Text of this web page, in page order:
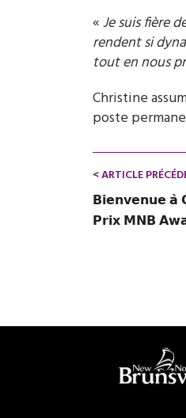
«Je suis fière
rendent si
tout en nous
Christine
poste
< ARTICLE
𝗕𝗶𝗲𝗻𝘃𝗲𝗻𝘂𝗲 𝗮̀
𝗣𝗿𝗶𝘅 𝗠𝗡𝗕